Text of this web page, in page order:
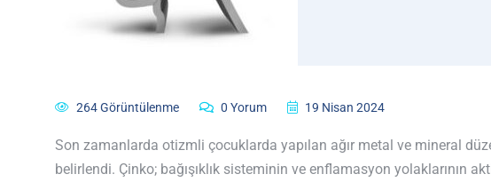
264 Görüntülenme 0 Yorum 19 Nisan 2024
Son zamanlarda otizmli çocuklarda yapılan ağır metal ve mineral
belirlendi. Çinko; bağışıklık sisteminin ve enflamasyon